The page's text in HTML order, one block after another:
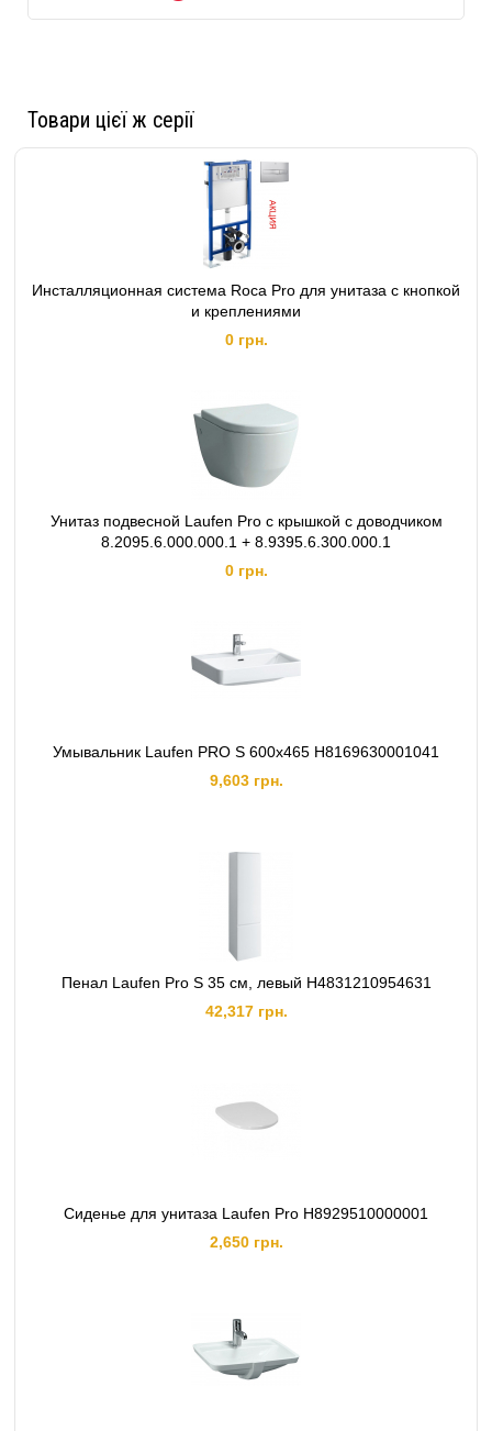
Товари цієї ж серії
Инсталляционная система Roca Pro для унитаза с кнопкой
и креплениями
0 грн.
Унитаз подвесной Laufen Pro с крышкой с доводчиком
8.2095.6.000.000.1 + 8.9395.6.300.000.1
0 грн.
Умывальник Laufen PRO S 600x465 H8169630001041
9,603 грн.
Пенал Laufen Pro S 35 см, левый H4831210954631
42,317 грн.
Сиденье для унитаза Laufen Pro H8929510000001
2,650 грн.